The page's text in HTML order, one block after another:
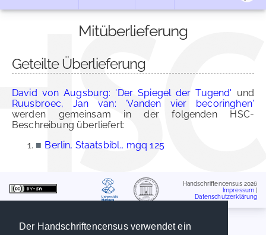
Der Handschriftencensus verwendet ein
Mitüberlieferung
Geteilte Überlieferung
David von Augsburg: 'Der Spiegel der Tugend' und
Ruusbroec, Jan van: 'Vanden vier becoringhen'
werden gemeinsam in der folgenden HSC-
Beschreibung überliefert:
■ Berlin, Staatsbibl., mgq 125
Handschriftencensus 2026
Impressum
Datenschutzerklärung